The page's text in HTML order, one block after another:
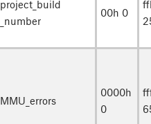
project_build
_number
00h 0
MMU_errors
0000h
0